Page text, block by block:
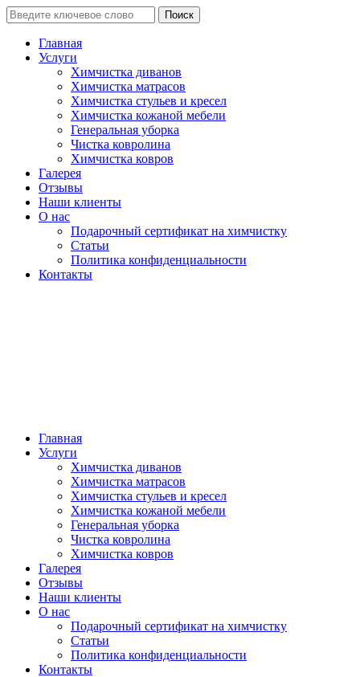
Поиск
Главная
Услуги
Химчистка диванов
Химчистка матрасов
Химчистка стульев и кресел
Химчистка кожаной мебели
Генеральная уборка
Чистка ковролина
Химчистка ковров
Галерея
Отзывы
Наши клиенты
О нас
Подарочный сертификат на химчистку
Статьи
Политика конфиденциальности
Контакты
Главная
Услуги
Химчистка диванов
Химчистка матрасов
Химчистка стульев и кресел
Химчистка кожаной мебели
Генеральная уборка
Чистка ковролина
Химчистка ковров
Галерея
Отзывы
Наши клиенты
О нас
Подарочный сертификат на химчистку
Статьи
Политика конфиденциальности
Контакты